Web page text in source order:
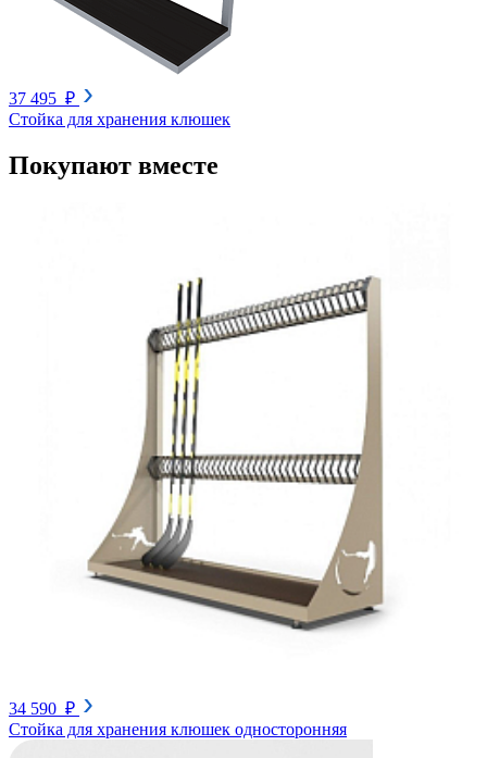
37 495 ₽
Стойка для хранения клюшек
Покупают вместе
34 590 ₽
Стойка для хранения клюшек односторонняя